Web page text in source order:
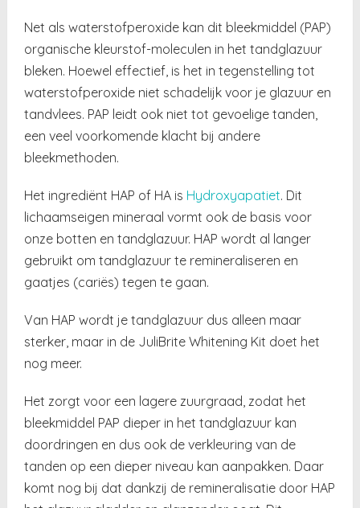
Net als waterstofperoxide kan dit bleekmiddel (PAP)
organische kleurstof-moleculen in het tandglazuur
bleken. Hoewel effectief, is het in tegenstelling tot
waterstofperoxide niet schadelijk voor je glazuur en
tandvlees. PAP leidt ook niet tot gevoelige tanden,
een veel voorkomende klacht bij andere
bleekmethoden.
Het ingrediënt HAP of HA is Hydroxyapatiet. Dit
lichaamseigen mineraal vormt ook de basis voor
onze botten en tandglazuur. HAP wordt al langer
gebruikt om tandglazuur te remineraliseren en
gaatjes (cariës) tegen te gaan.
Van HAP wordt je tandglazuur dus alleen maar
sterker, maar in de JuliBrite Whitening Kit doet het
nog meer.
Het zorgt voor een lagere zuurgraad, zodat het
bleekmiddel PAP dieper in het tandglazuur kan
doordringen en dus ook de verkleuring van de
tanden op een dieper niveau kan aanpakken. Daar
komt nog bij dat dankzij de remineralisatie door HAP